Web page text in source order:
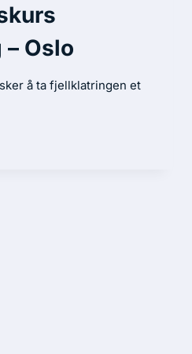
Oslo
å ta fjellklatringen et